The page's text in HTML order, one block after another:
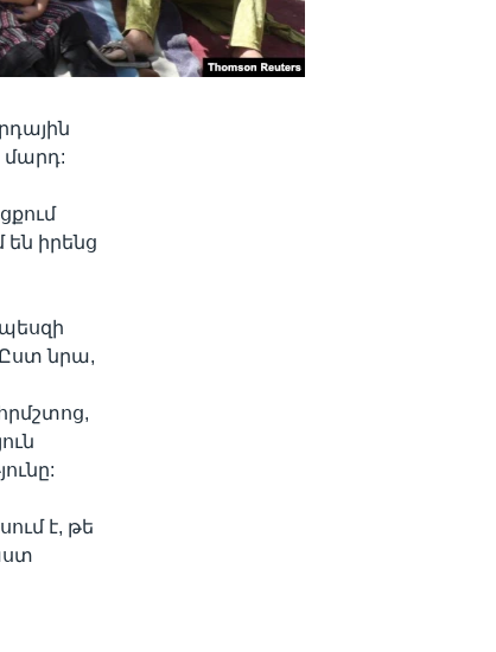
մարդ:
իրենց
Ըստ նրա,
է, թե